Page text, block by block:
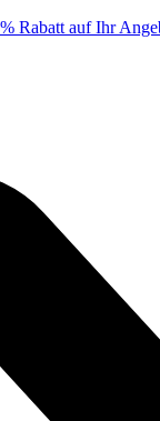
Rabatt auf Ihr